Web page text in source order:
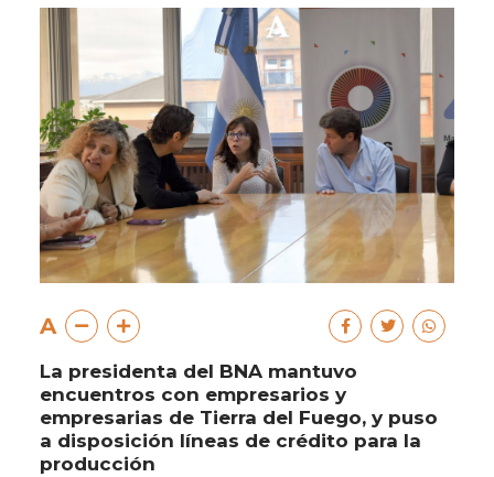
A
La presidenta del BNA mantuvo
encuentros con empresarios y
empresarias de Tierra del Fuego, y puso
a disposición líneas de crédito para la
producción